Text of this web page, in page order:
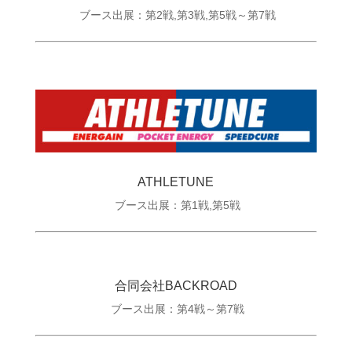
ブース出展：第2戦,第3戦,第5戦～第7戦
ATHLETUNE
ブース出展：第1戦,第5戦
合同会社BACKROAD
ブース出展：第4戦～第7戦